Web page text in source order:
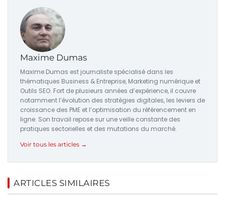
Maxime Dumas
Maxime Dumas est journaliste spécialisé dans les
thématiques Business & Entreprise, Marketing numérique et
Outils SEO. Fort de plusieurs années d’expérience, il couvre
notamment l’évolution des stratégies digitales, les leviers de
croissance des PME et l’optimisation du référencement en
ligne. Son travail repose sur une veille constante des
pratiques sectorielles et des mutations du marché.
Voir tous les articles →
ARTICLES SIMILAIRES